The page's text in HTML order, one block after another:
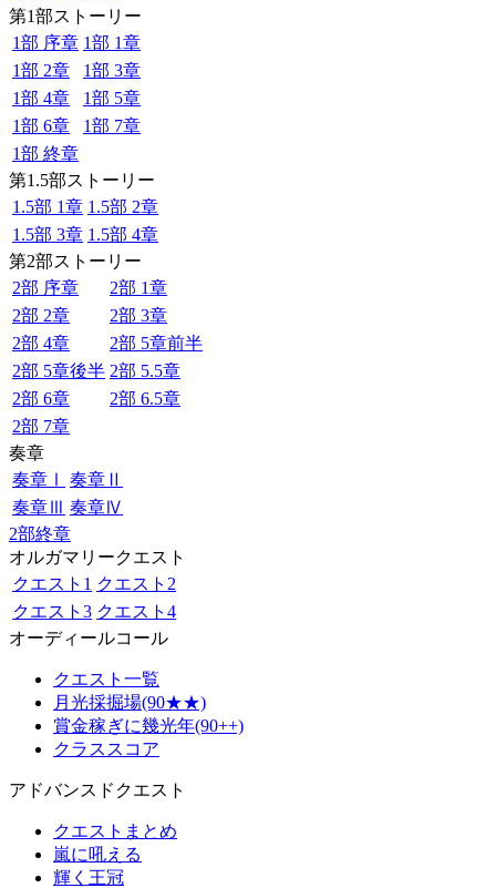
第1部ストーリー
1部 序章 1部 1章
1部 2章
1部 3章
1部 4章
1部 5章
1部 6章
1部 7章
1部 終章
第1.5部ストーリー
1.5部 1章 1.5部 2章
1.5部 3章 1.5部 4章
第2部ストーリー
2部 序章
2部 1章
2部 2章
2部 3章
2部 4章
2部 5章前半
2部 5章後半 2部 5.5章
2部 6章
2部 6.5章
2部 7章
奏章
奏章Ⅰ
奏章Ⅱ
奏章Ⅲ 奏章Ⅳ
2部終章
オルガマリークエスト
クエスト1 クエスト2
クエスト3 クエスト4
オーディールコール
クエスト一覧
月光採掘場(90★★)
賞金稼ぎに幾光年(90++)
クラススコア
アドバンスドクエスト
クエストまとめ
嵐に吼える
輝く王冠